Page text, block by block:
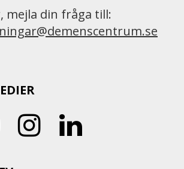
mejla din fråga till: